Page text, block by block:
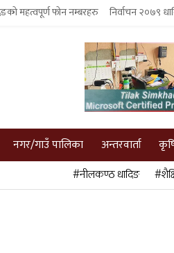
महत्वपूर्ण फोन नम्बरहरु निर्वाचन २०७९
नगर/गाउँ पालिका अन्तरवार्ता
#नीलकण्ठ धादिङ